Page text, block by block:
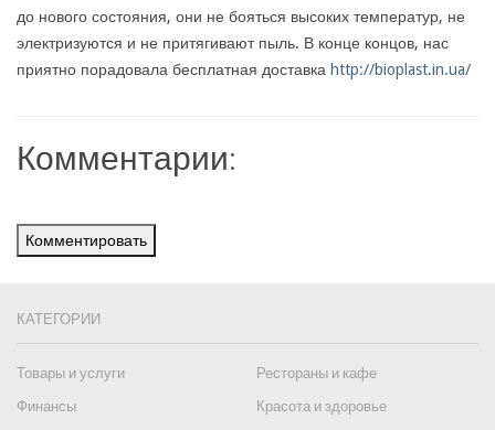
до нового состояния, они не бояться высоких температур, не
электризуются и не притягивают пыль. В конце концов, нас
приятно порадовала бесплатная доставка http://bioplast.in.ua/
Комментарии:
Комментировать
КАТЕГОРИИ
Товары и услуги
Рестораны и кафе
Финансы
Красота и здоровье